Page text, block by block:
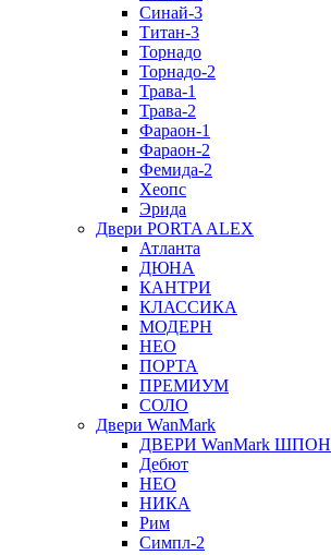
Синай-3
Титан-3
Торнадо
Торнадо-2
Трава-1
Трава-2
Фараон-1
Фараон-2
Фемида-2
Хеопс
Эрида
Двери PORTA ALEX
Атланта
ДЮНА
КАНТРИ
КЛАССИКА
МОДЕРН
НЕО
ПОРТА
ПРЕМИУМ
СОЛО
Двери WanMark
ДВЕРИ WanMark ШПОН
Дебют
НЕО
НИКА
Рим
Симпл-2